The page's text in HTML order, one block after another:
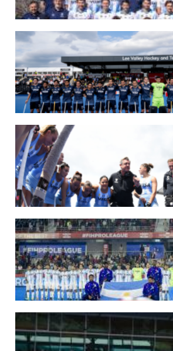
Del 15 al 30 de agosto, el seleccionado argentino
la Copa del Mundo en Países Bajos y Bélgica. El debut
LEER MÁS
07/08/2026
LOS LEONES LISTOS PARA DISPUTAR EL MUNDIAL 2026
Del 15 al 30 de agosto, el seleccionado argentino
la Copa del Mundo en Países Bajos y Bélgica. El debut
14/07/2026
MUNDIAL 2026: LOS LEONES CONVOCADOS POR LUCAS
Del 15 al 30 de agosto disputarán el Mundial en Países
LEER MÁS
09/07/2026
MUNDIAL 2026: LAS LEONAS CONVOCADAS POR
Del 15 al 30 de agosto disputarán el Mundial 2026 en
LEER MÁS
29/05/2026
LOS LEONES CONVOCADOS PARA LA VENTANA EUROPEA
En junio, el seleccionado nacional disputará las últimas
League 2025-26 en Inglaterra y Alemania.